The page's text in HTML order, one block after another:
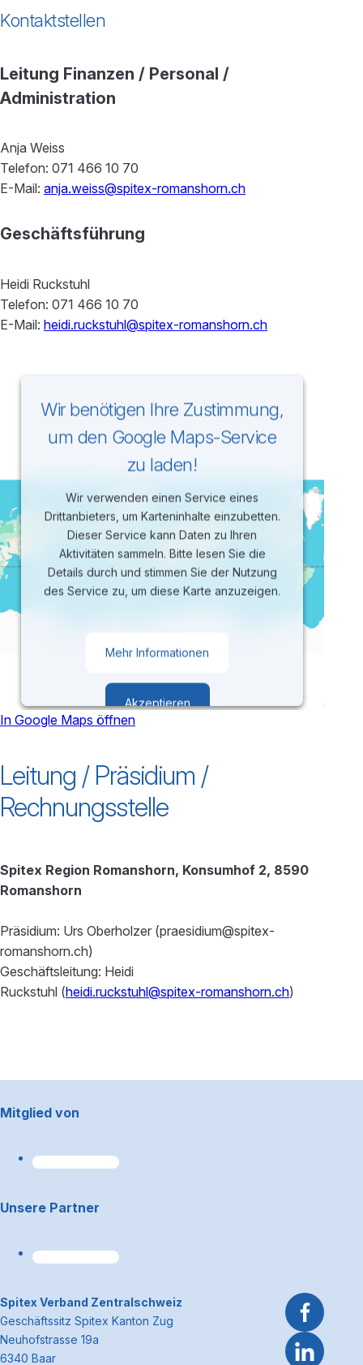
Kontaktstellen
Leitung Finanzen / Personal /
Administration
Anja Weiss
Telefon: 071 466 10 70
E-Mail: anja.weiss@spitex-romanshorn.ch
Geschäftsführung
Heidi Ruckstuhl
Telefon: 071 466 10 70
E-Mail: heidi.ruckstuhl@spitex-romanshorn.ch
Wir benötigen Ihre Zustimmung,
um den Google Maps-Service
zu laden!
Wir verwenden einen Service eines
Drittanbieters, um Karteninhalte einzubetten.
Dieser Service kann Daten zu Ihren
Aktivitäten sammeln. Bitte lesen Sie die
Details durch und stimmen Sie der Nutzung
des Service zu, um diese Karte anzuzeigen.
Mehr Informationen
Akzeptieren
Management Platform
In Google Maps öffnen
Leitung / Präsidium /
Rechnungsstelle
Spitex Region Romanshorn, Konsumhof 2, 8590
Romanshorn
Präsidium: Urs Oberholzer (praesidium@spitex-
romanshorn.ch)
Geschäftsleitung: Heidi
Ruckstuhl (heidi.ruckstuhl@spitex-romanshorn.ch)
Footerbereich
Mitglied von
Unsere Partner
~Kontaktinformationen
Spitex Verband Zentralschweiz
Geschäftssitz Spitex Kanton Zug
Neuhofstrasse 19a
6340 Baar